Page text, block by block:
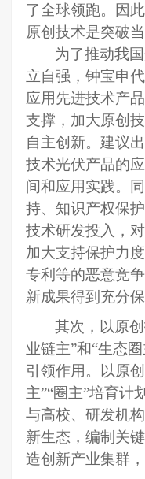
了全球领跑。因
原创技术是突破
为了推动我
立自强，钟宝申
应用先进技术产
支撑，加大原创
自主创新。 建议
技术光伏产品的
间和应用实践。
持、知识产权保
技术研发投入 ，
加大支持保护力
专利等的恶意竞
新成果得到充分
其次， 以原
业链主”和“生态
引领作用。以原
主”“圈主”培育计
与高校、研发机
新生态，编制关
造创新产业集群